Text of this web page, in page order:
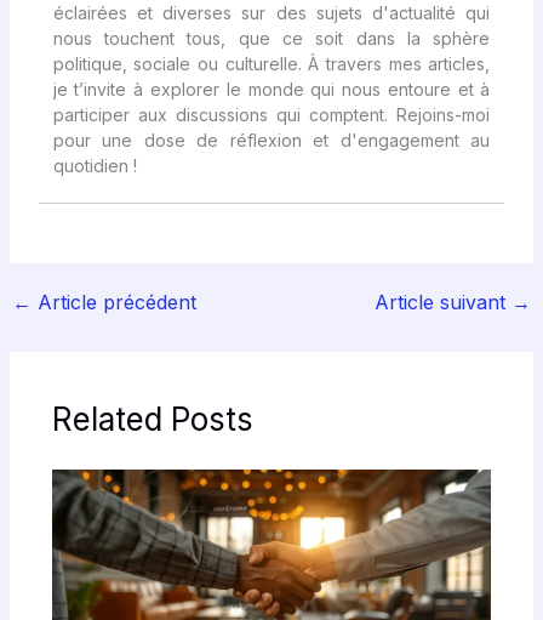
éclairées et diverses sur des sujets d'actualité qui
nous touchent tous, que ce soit dans la sphère
politique, sociale ou culturelle. À travers mes articles,
je t’invite à explorer le monde qui nous entoure et à
participer aux discussions qui comptent. Rejoins-moi
pour une dose de réflexion et d'engagement au
quotidien !
← Article précédent Article suivant →
Related Posts